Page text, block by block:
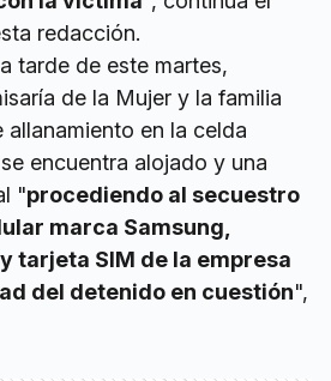
redacción.
tarde de este martes,
de la Mujer y la familia
en la celda
encuentra alojado y una
"procediendo al secuestro
marca Samsung,
tarjeta SIM de la empresa
del detenido en cuestión",